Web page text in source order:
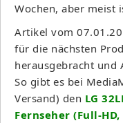
Wochen, aber meist
Artikel vom
für die nächsten
herausgebracht und
So gibt es bei
Versand) den LG
Fernseher (Full-